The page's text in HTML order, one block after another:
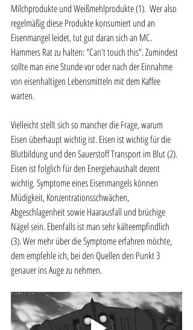
Milchprodukte und Weißmehlprodukte (1).  Wer also
regelmäßig diese Produkte konsumiert und an
Eisenmangel leidet, tut gut daran sich an MC.
Hammers Rat zu halten: "Can't touch this". Zumindest
sollte man eine Stunde vor oder nach der Einnahme
von eisenhaltigen Lebensmitteln mit dem Kaffee
warten.
Vielleicht stellt sich so mancher die Frage, warum
Eisen überhaupt wichtig ist. Eisen ist wichtig für die
Blutbildung und den Sauerstoff Transport im Blut (2).
Eisen ist folglich für den Energiehaushalt dezent
wichtig. Symptome eines Eisenmangels können
Müdigkeit, Konzentrationsschwächen,
Abgeschlagenheit sowie Haarausfall und brüchige
Nägel sein. Ebenfalls ist man sehr kälteempfindlich
(3). Wer mehr über die Symptome erfahren möchte,
dem empfehle ich, bei den Quellen den Punkt 3
genauer ins Auge zu nehmen.